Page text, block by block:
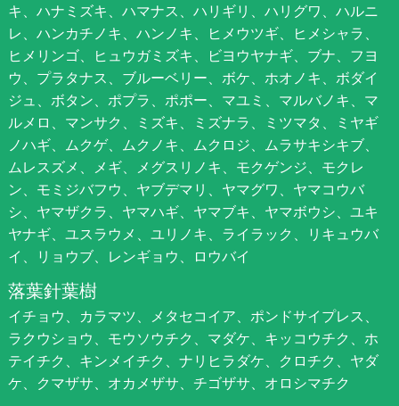
キ、ハナミズキ、ハマナス、ハリギリ、ハリグワ、ハルニ
レ、ハンカチノキ、ハンノキ、ヒメウツギ、ヒメシャラ、
ヒメリンゴ、ヒュウガミズキ、ビヨウヤナギ、ブナ、フヨ
ウ、プラタナス、ブルーベリー、ボケ、ホオノキ、ボダイ
ジュ、ボタン、ポプラ、ポポー、マユミ、マルバノキ、マ
ルメロ、マンサク、ミズキ、ミズナラ、ミツマタ、ミヤギ
ノハギ、ムクゲ、ムクノキ、ムクロジ、ムラサキシキブ、
ムレスズメ、メギ、メグスリノキ、モクゲンジ、モクレ
ン、モミジバフウ、ヤブデマリ、ヤマグワ、ヤマコウバ
シ、ヤマザクラ、ヤマハギ、ヤマブキ、ヤマボウシ、ユキ
ヤナギ、ユスラウメ、ユリノキ、ライラック、リキュウバ
イ、リョウブ、レンギョウ、ロウバイ
落葉針葉樹
イチョウ、カラマツ、メタセコイア、ポンドサイプレス、
ラクウショウ、モウソウチク、マダケ、キッコウチク、ホ
テイチク、キンメイチク、ナリヒラダケ、クロチク、ヤダ
ケ、クマザサ、オカメザサ、チゴザサ、オロシマチク